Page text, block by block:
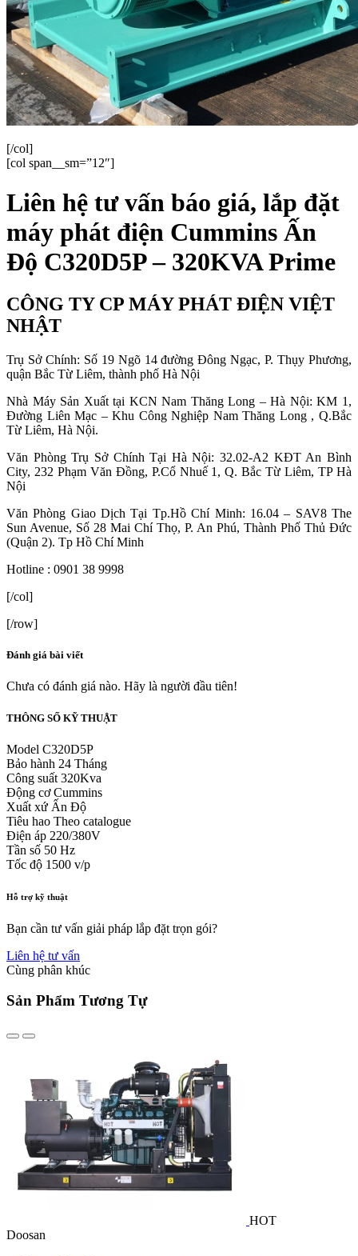
[/col]
[col span__sm=”12″]
Liên hệ tư vấn báo giá, lắp đặt
máy phát điện Cummins Ấn
Độ C320D5P – 320KVA Prime
CÔNG TY CP MÁY PHÁT ĐIỆN VIỆT
NHẬT
Trụ Sở Chính: Số 19 Ngõ 14 đường Đông Ngạc, P. Thụy Phương,
quận Bắc Từ Liêm, thành phố Hà Nội
Nhà Máy Sản Xuất tại KCN Nam Thăng Long – Hà Nội: KM 1,
Đường Liên Mạc – Khu Công Nghiệp Nam Thăng Long , Q.Bắc
Từ Liêm, Hà Nội.
Văn Phòng Trụ Sở Chính Tại Hà Nội: 32.02-A2 KĐT An Bình
City, 232 Phạm Văn Đồng, P.Cổ Nhuế 1, Q. Bắc Từ Liêm, TP Hà
Nội
Văn Phòng Giao Dịch Tại Tp.Hồ Chí Minh: 16.04 – SAV8 The
Sun Avenue, Số 28 Mai Chí Thọ, P. An Phú, Thành Phố Thủ Đức
(Quận 2). Tp Hồ Chí Minh
Hotline : 0901 38 9998
[/col]
[/row]
Đánh giá bài viết
Chưa có đánh giá nào. Hãy là người đầu tiên!
THÔNG SỐ KỸ THUẬT
Model C320D5P
Bảo hành 24 Tháng
Công suất 320Kva
Động cơ Cummins
Xuất xứ Ấn Độ
Tiêu hao Theo catalogue
Điện áp 220/380V
Tần số 50 Hz
Tốc độ 1500 v/p
Hỗ trợ kỹ thuật
Bạn cần tư vấn giải pháp lắp đặt trọn gói?
Liên hệ tư vấn
Cùng phân khúc
Sản Phẩm Tương Tự
HOT
Doosan